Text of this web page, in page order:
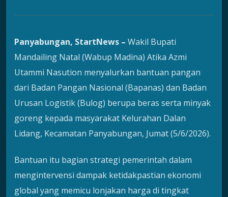
Panyabungan, StartNews – Wakil Bupati
Mandailing Natal (Wabup Madina) Atika Azmi
Utammi Nasution menyalurkan bantuan pangan
dari Badan Pangan Nasional (Bapanas) dan Badan
Urusan Logistik (Bulog) berupa beras serta minyak
goreng kepada masyarakat Kelurahan Dalan
Lidang, Kecamatan Panyabungan, Jumat (5/6/2026).
Bantuan itu bagian strategi pemerintah dalam
mengintervensi dampak ketidakpastian ekonomi
global yang memicu lonjakan harga di tingkat